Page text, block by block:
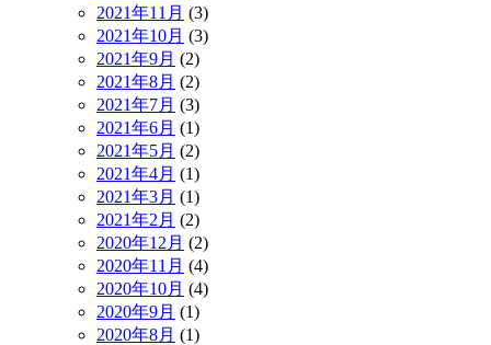
2021年11月 (3)
2021年10月 (3)
2021年9月 (2)
2021年8月 (2)
2021年7月 (3)
2021年6月 (1)
2021年5月 (2)
2021年4月 (1)
2021年3月 (1)
2021年2月 (2)
2020年12月 (2)
2020年11月 (4)
2020年10月 (4)
2020年9月 (1)
2020年8月 (1)